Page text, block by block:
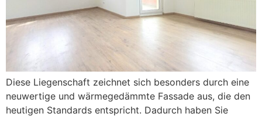
Diese Liegenschaft zeichnet sich besonders durch eine
neuwertige und wärmegedämmte Fassade aus, die den
heutigen Standards entspricht. Dadurch haben Sie